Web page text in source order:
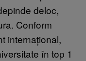
deloc,
Conform
internațional,
în top 1